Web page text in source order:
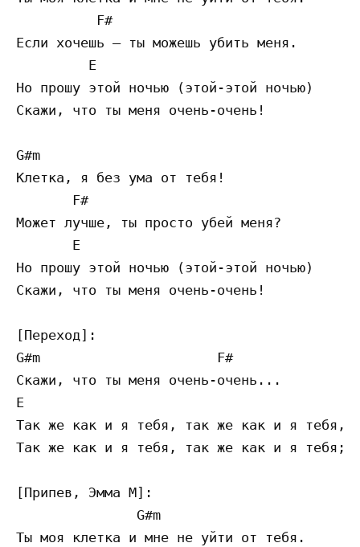
          F#
Если хочешь – ты можешь убить меня.
         E
Но прошу этой
Скажи, что ты меня очень-очень!
G#m
Клетка, я без ума от тебя!
       F#
Может лучше, ты просто убей меня?
       E
Но прошу этой ночью (этой-этой ночью)
Скажи, что ты меня очень-очень!
[Переход]:
G#m                      F#
Скажи, что ты меня очень-очень...
E
Так же как и я тебя, так же как и я тебя,
Так же как и я тебя, так же как и я тебя;
[Припев, Эмма М]:
               G#m
Ты моя клетка и мне не уйти от тебя.